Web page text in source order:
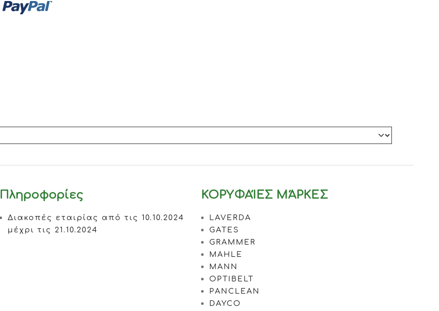
Πληροφορίες
Διακοπές εταιρίας από τις 10.10.2024
μέχρι τις 21.10.2024
ΚΟΡΥΦΑΊΕΣ ΜΆΡΚΕΣ
LAVERDA
GATES
GRAMMER
MAHLE
MANN
OPTIBELT
PANCLEAN
DAYCO